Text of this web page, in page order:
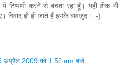
में टिप्पणी करने से बचता रहा हूँ। यही ठीक भी
विवाद हो ही जाते हैं इसके बावज़ूद। :-)
अप्रैल 2009 को 1:59 am बजे